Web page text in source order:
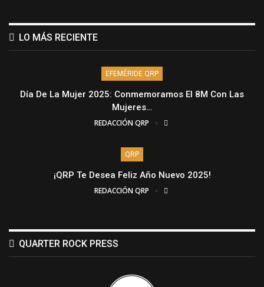
LO MÁS RECIENTE
EFEMÉRIDE QRP
Día De La Mujer 2025: Conmemoramos El 8M Con Las
Mujeres…
REDACCIÓN QRP
QRP
¡QRP Te Desea Feliz Año Nuevo 2025!
REDACCIÓN QRP
QUARTER ROCK PRESS